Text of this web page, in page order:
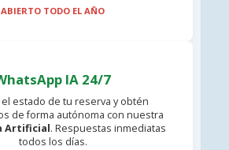
ABIERTO TODO EL AÑO
IA 24/7
estado de tu reserva y obtén
de forma autónoma con nuestra
Artificial. Respuestas inmediatas
todos los días.